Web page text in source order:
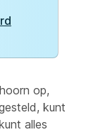
op,
kunt
alles